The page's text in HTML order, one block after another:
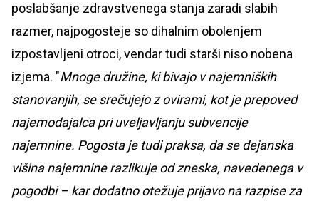
poslabšanje zdravstvenega stanja zaradi slabih
razmer, najpogosteje so dihalnim obolenjem
izpostavljeni otroci, vendar tudi starši niso nobena
izjema. "Mnoge družine, ki bivajo v najemniških
stanovanjih, se srečujejo z ovirami, kot je prepoved
najemodajalca pri uveljavljanju subvencije
najemnine. Pogosta je tudi praksa, da se dejanska
višina najemnine razlikuje od zneska, navedenega v
pogodbi – kar dodatno otežuje prijavo na razpise za